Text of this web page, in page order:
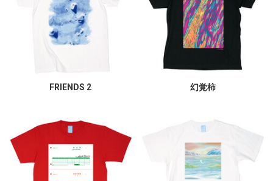
FRIENDS 2 幻覚柿